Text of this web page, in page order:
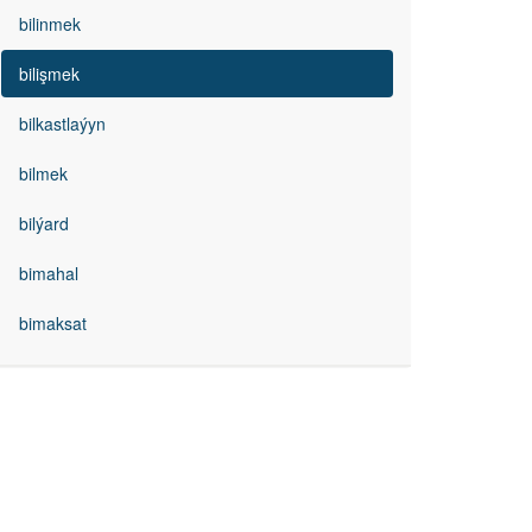
bilinmek
bilişmek
bilkastlaýyn
bilmek
bilýard
bimahal
bimaksat